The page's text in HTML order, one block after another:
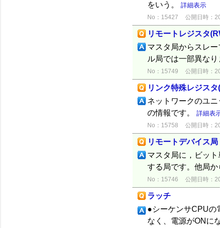
をいう。 詳細表示
No：15427 公開日時：
リモートレジスタ
マスタ局からスレ
ル局では一部異な
No：15749 公開日時：
リンク特殊レジスタ
ネットワークのユ
の情報です。 詳細表
No：15758 公開日時：
リモートデバイス局
マスタ局に，ビッ
する局です。他局
No：15746 公開日時：
ラッチ
●シーケンサCPUの
なく、電源がONに